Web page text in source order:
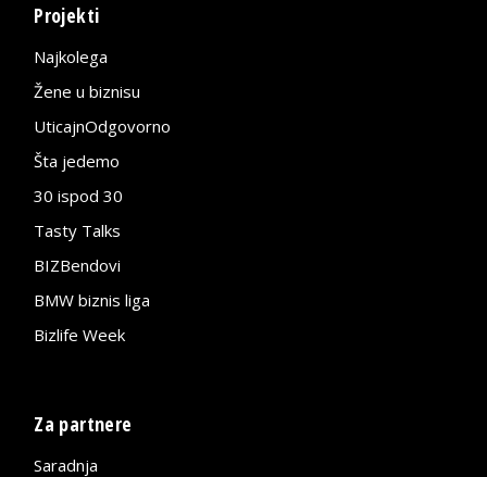
Projekti
Najkolega
Žene u biznisu
UticajnOdgovorno
Šta jedemo
30 ispod 30
Tasty Talks
BIZBendovi
BMW biznis liga
Bizlife Week
Za partnere
Saradnja